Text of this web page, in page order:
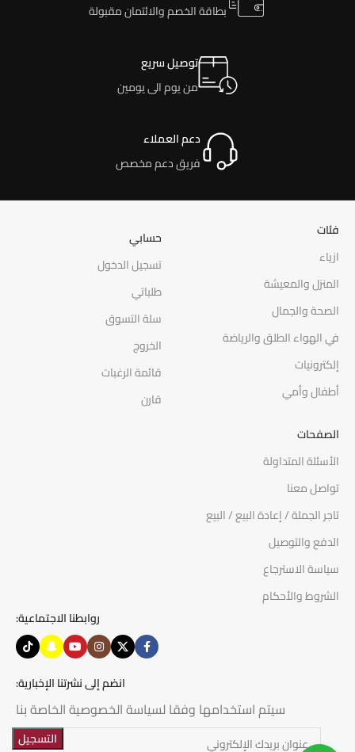
بطاقة الخصم والائتمان مقبولة
توصيل سريع
من يوم الى يومين
دعم العملاء
فريق دعم مخصص
فئات
ازياء
المنزل والمعيشة
الصحة والجمال
في الهواء الطلق والرياضة
إلكترونيات
أطفال وأمي
حسابي
تسجيل الدخول
طلباتي
سلة التسوق
الخروج
قائمة الرغبات
قارن
الصفحات
الأسئلة المتداولة
تواصل معنا
تاجر الجملة / إعادة البيع / البيع
الدفع والتوصيل
سياسة الاسترجاع
الشروط والأحكام
روابطنا الاجتماعية:
انضم إلى نشرتنا الإخبارية:
سيتم استخدامها وفقا لسياسة الخصوصية الخاصة بنا